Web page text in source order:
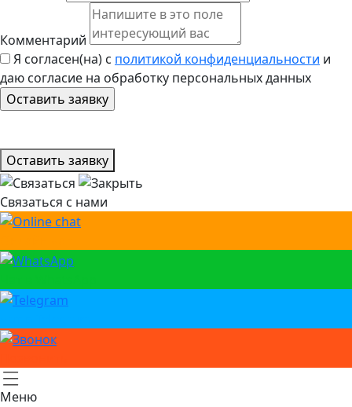
Комментарий
Я согласен(на) с политикой конфиденциальности и
даю согласие на обработку персональных данных
Оставить заявку
Связаться с нами
Меню